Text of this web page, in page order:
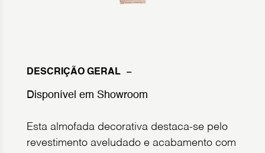
DESCRIÇÃO GERAL
Disponível em Showroom
Esta almofada decorativa destaca-se pelo
revestimento aveludado e acabamento com